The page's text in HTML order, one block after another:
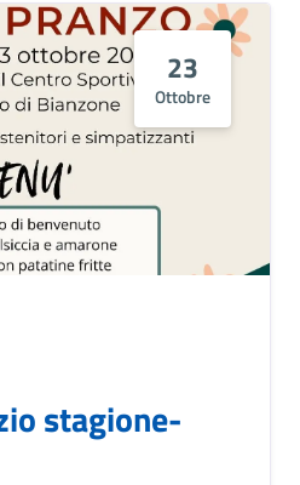
23
Ottobre
stagione-